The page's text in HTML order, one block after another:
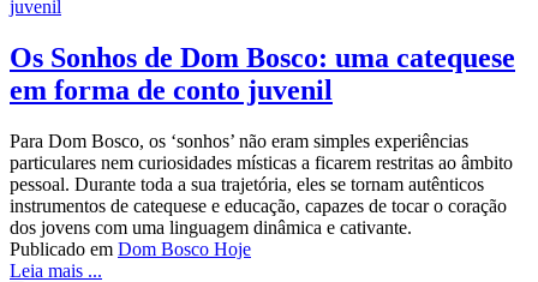
Os Sonhos de Dom Bosco: uma catequese
em forma de conto juvenil
Para Dom Bosco, os ‘sonhos’ não eram simples experiências
particulares nem curiosidades místicas a ficarem restritas ao âmbito
pessoal. Durante toda a sua trajetória, eles se tornam autênticos
instrumentos de catequese e educação, capazes de tocar o coração
dos jovens com uma linguagem dinâmica e cativante.
Publicado em Dom Bosco Hoje
Leia mais ...